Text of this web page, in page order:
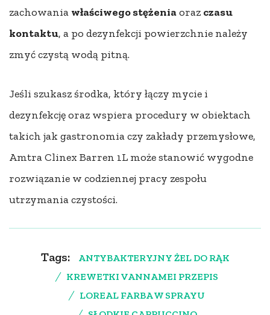
zachowania właściwego stężeniaoraz czasu
kontaktu, a po dezynfekcji powierzchnie należy
zmyć czystą wodą pitną.
Jeśli szukasz środka, który łączy mycie i
dezynfekcję oraz wspiera procedury w obiektach
takich jak gastronomia czy zakłady przemysłowe,
Amtra Clinex Barren 1L może stanowić wygodne
rozwiązanie w codziennej pracy zespołu
utrzymania czystości.
Tags:
ANTYBAKTERYJNY ŻEL DO RĄK
KREWETKI VANNAMEI PRZEPIS
LOREAL FARBA W SPRAYU